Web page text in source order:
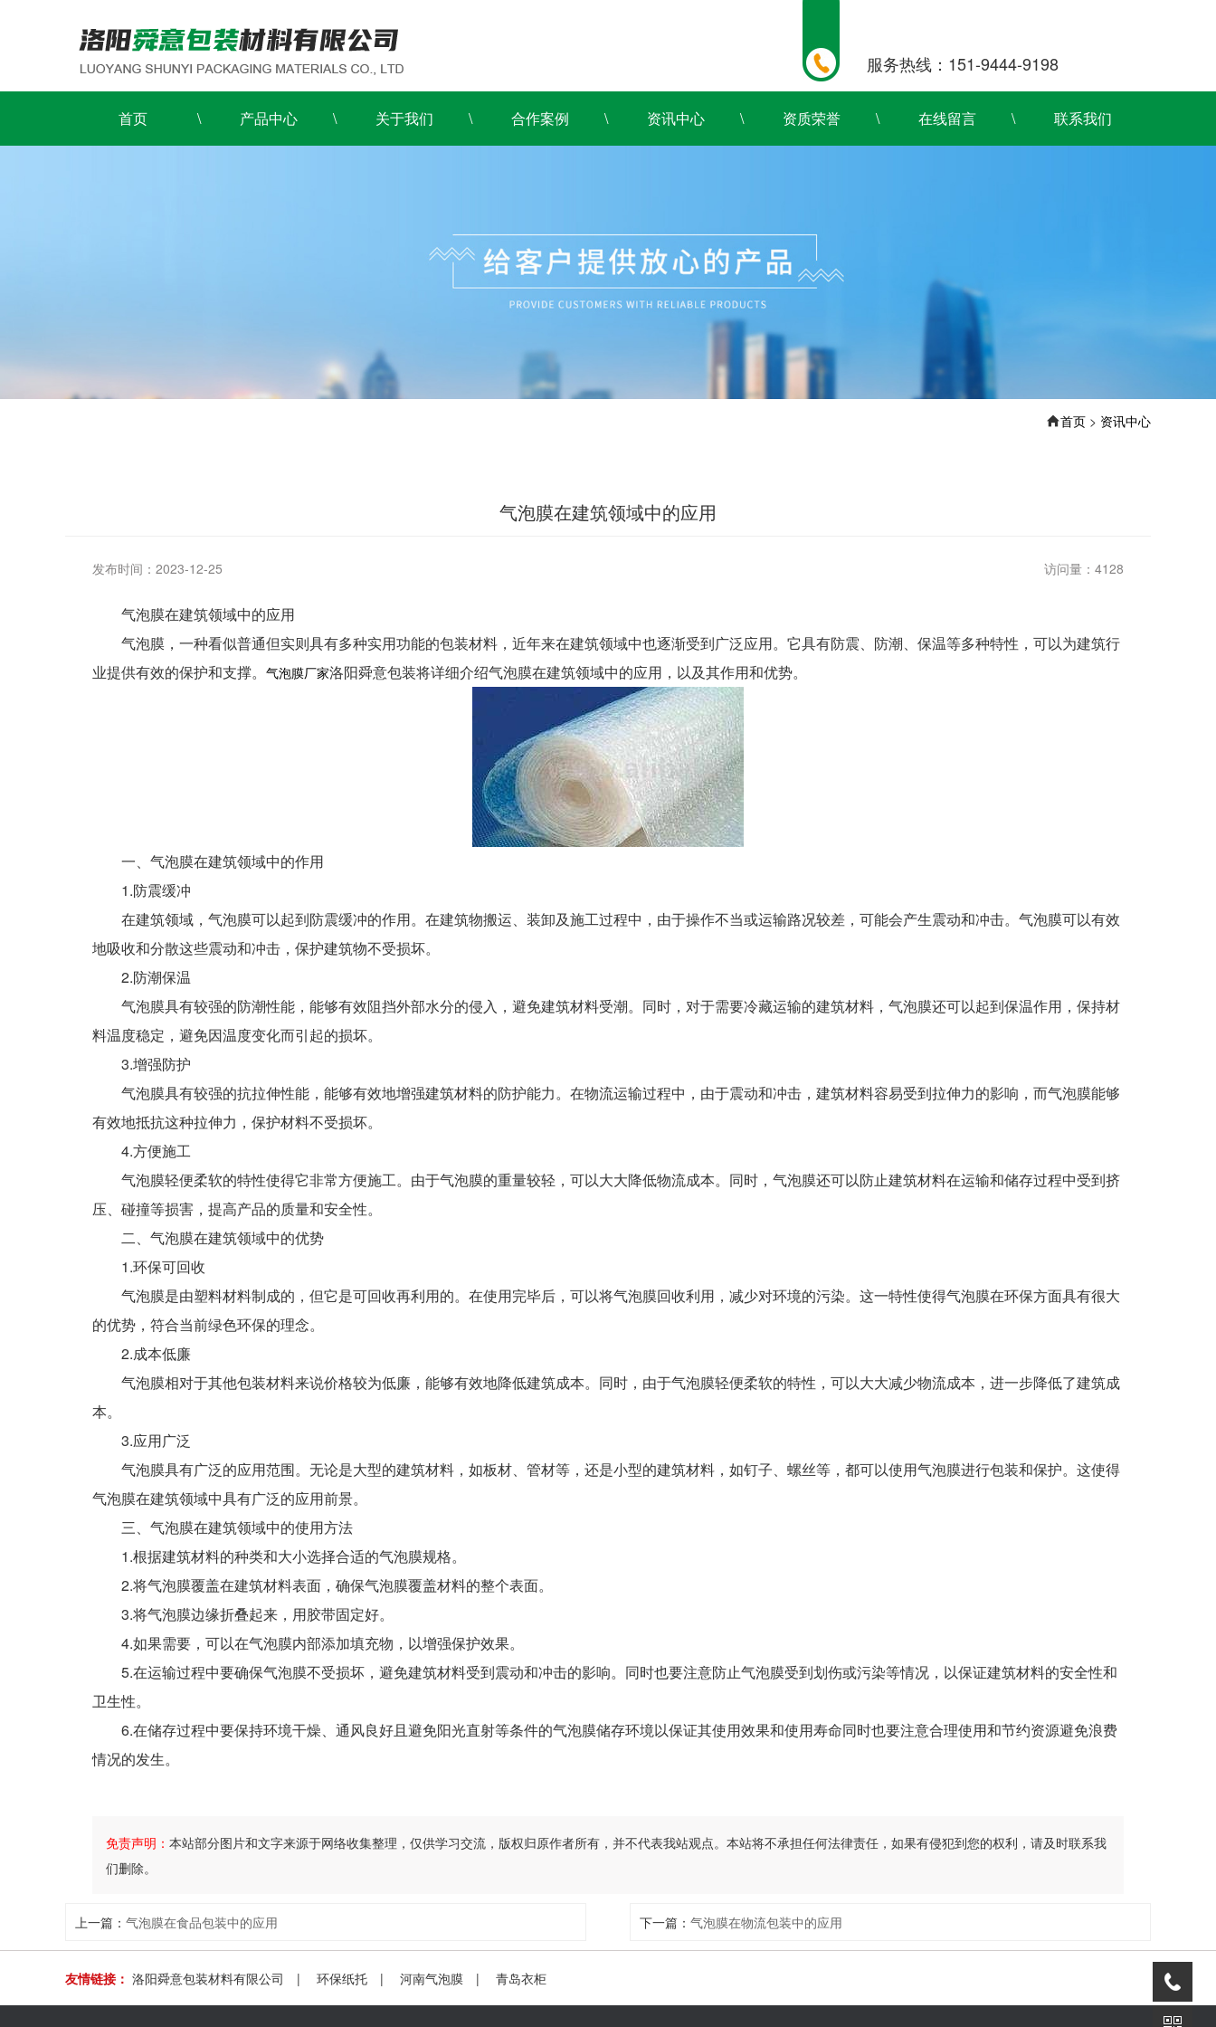
服务热线：151-9444-9198
首页 产品中心 关于我们 合作案例 资讯中心 资质荣誉 在线留言 联系我们
首页 > 资讯中心
气泡膜在建筑领域中的应用
发布时间：2023-12-25 访问量：4128
气泡膜在建筑领域中的应用
气泡膜，一种看似普通但实则具有多种实用功能的包装材料，近年来在建筑领域中也逐渐受到广泛应用。它具有防震、防潮、保温等多种特性，可以为建筑行
业提供有效的保护和支撑。 气泡膜厂家洛阳舜意包装将详细介绍气泡膜在建筑领域中的应用，以及其作用和优势。
一、气泡膜在建筑领域中的作用
1.防震缓冲
在建筑领域，气泡膜可以起到防震缓冲的作用。在建筑物搬运、装卸及施工过程中，由于操作不当或运输路况较差，可能会产生震动和冲击。气泡膜可以有效
地吸收和分散这些震动和冲击，保护建筑物不受损坏。
2.防潮保温
气泡膜具有较强的防潮性能，能够有效阻挡外部水分的侵入，避免建筑材料受潮。同时，对于需要冷藏运输的建筑材料，气泡膜还可以起到保温作用，保持材
料温度稳定，避免因温度变化而引起的损坏。
3.增强防护
气泡膜具有较强的抗拉伸性能，能够有效地增强建筑材料的防护能力。在物流运输过程中，由于震动和冲击，建筑材料容易受到拉伸力的影响，而气泡膜能够
有效地抵抗这种拉伸力，保护材料不受损坏。
4.方便施工
气泡膜轻便柔软的特性使得它非常方便施工。由于气泡膜的重量较轻，可以大大降低物流成本。同时，气泡膜还可以防止建筑材料在运输和储存过程中受到挤
压、碰撞等损害，提高产品的质量和安全性。
二、气泡膜在建筑领域中的优势
1.环保可回收
气泡膜是由塑料材料制成的，但它是可回收再利用的。在使用完毕后，可以将气泡膜回收利用，减少对环境的污染。这一特性使得气泡膜在环保方面具有很大
的优势，符合当前绿色环保的理念。
2.成本低廉
气泡膜相对于其他包装材料来说价格较为低廉，能够有效地降低建筑成本。同时，由于气泡膜轻便柔软的特性，可以大大减少物流成本，进一步降低了建筑成
本。
3.应用广泛
气泡膜具有广泛的应用范围。无论是大型的建筑材料，如板材、管材等，还是小型的建筑材料，如钉子、螺丝等，都可以使用气泡膜进行包装和保护。这使得
气泡膜在建筑领域中具有广泛的应用前景。
三、气泡膜在建筑领域中的使用方法
1.根据建筑材料的种类和大小选择合适的气泡膜规格。
2.将气泡膜覆盖在建筑材料表面，确保气泡膜覆盖材料的整个表面。
3.将气泡膜边缘折叠起来，用胶带固定好。
4.如果需要，可以在气泡膜内部添加填充物，以增强保护效果。
5.在运输过程中要确保气泡膜不受损坏，避免建筑材料受到震动和冲击的影响。同时也要注意防止气泡膜受到划伤或污染等情况，以保证建筑材料的安全性和
卫生性。
6.在储存过程中要保持环境干燥、通风良好且避免阳光直射等条件的气泡膜储存环境以保证其使用效果和使用寿命同时也要注意合理使用和节约资源避免浪费
情况的发生。
免责声明： 本站部分图片和文字来源于网络收集整理，仅供学习交流，版权归原作者所有，并不代表我站观点。本站将不承担任何法律责任，如果有侵犯到您的权利，请及时联系我
们删除。
上一篇： 气泡膜在食品包装中的应用 下一篇： 气泡膜在物流包装中的应用
友情链接： 洛阳舜意包装材料有限公司 | 环保纸托 | 河南气泡膜 | 青岛衣柜